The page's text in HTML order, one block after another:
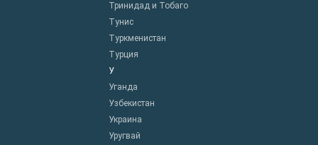
Тринидад и Тобаго
Тунис
Туркменистан
Турция
У
Уганда
Узбекистан
Украина
Уругвай